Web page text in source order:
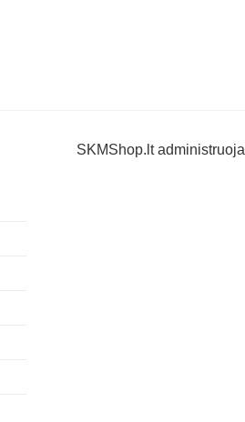
SKMShop.lt administruoja